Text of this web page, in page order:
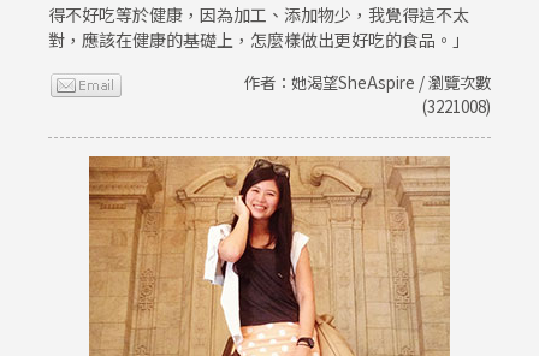
得不好吃等於健康，因為加工、添加物少，我覺得這不太
對，應該在健康的基礎上，怎麼樣做出更好吃的食品。」
作者：她渴望SheAspire / 瀏覽次數
(3221008)